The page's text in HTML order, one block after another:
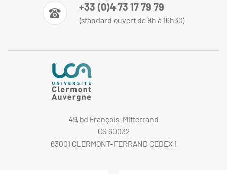
+33 (0)4 73 17 79 79
(standard ouvert de 8h à 16h30)
49, bd François-Mitterrand
CS 60032
63001 CLERMONT-FERRAND CEDEX 1